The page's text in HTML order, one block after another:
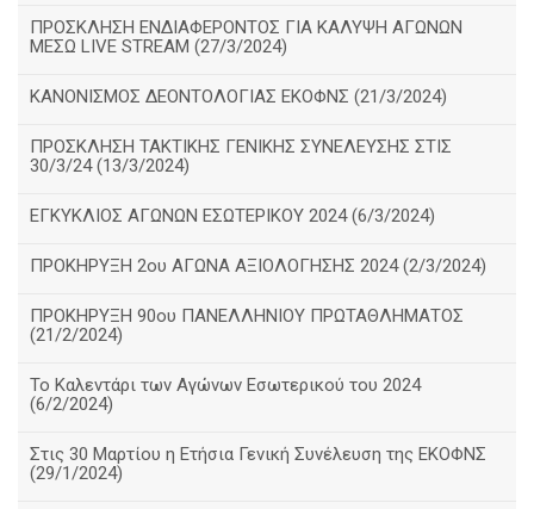
ΠΡΟΣΚΛΗΣΗ ΕΝΔΙΑΦΕΡΟΝΤΟΣ ΓΙΑ ΚΑΛΥΨΗ ΑΓΩΝΩΝ
ΜΕΣΩ LIVE STREAM (27/3/2024)
ΚΑΝΟΝΙΣΜΟΣ ΔΕΟΝΤΟΛΟΓΙΑΣ ΕΚΟΦΝΣ (21/3/2024)
ΠΡΟΣΚΛΗΣΗ ΤΑΚΤΙΚΗΣ ΓΕΝΙΚΗΣ ΣΥΝΕΛΕΥΣΗΣ ΣΤΙΣ
30/3/24 (13/3/2024)
ΕΓΚΥΚΛΙΟΣ ΑΓΩΝΩΝ ΕΣΩΤΕΡΙΚΟΥ 2024 (6/3/2024)
ΠΡΟΚΗΡΥΞΗ 2ου ΑΓΩΝΑ ΑΞΙΟΛΟΓΗΣΗΣ 2024 (2/3/2024)
ΠΡΟΚΗΡΥΞΗ 90ου ΠΑΝΕΛΛΗΝΙΟΥ ΠΡΩΤΑΘΛΗΜΑΤΟΣ
(21/2/2024)
Το Καλεντάρι των Αγώνων Εσωτερικού του 2024
(6/2/2024)
Στις 30 Μαρτίου η Ετήσια Γενική Συνέλευση της ΕΚΟΦΝΣ
(29/1/2024)